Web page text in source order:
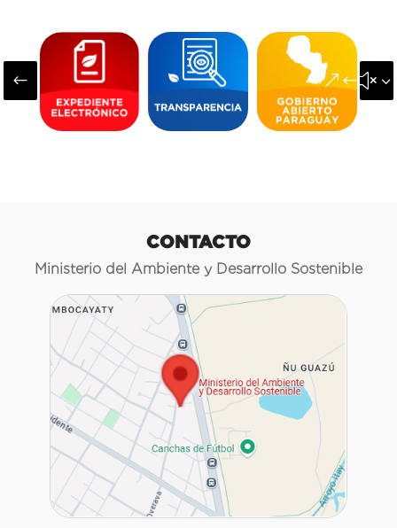
#
CONTACTO
Ministerio del Ambiente y Desarrollo Sostenible